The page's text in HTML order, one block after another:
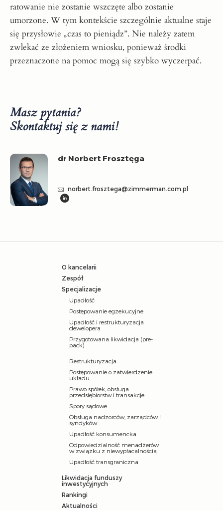
ratowanie nie zostanie wszczęte albo zostanie
umorzone. W tym kontekście szczególnie aktualne staje
się przysłowie „czas to pieniądz”. Nie należy zatem
zwlekać ze złożeniem wniosku, ponieważ środki
przeznaczone na pomoc mogą się szybko wyczerpać.
Masz pytania?
Skontaktuj się z nami!
dr Norbert Frosztęga
norbert.frosztega@zimmerman.com.pl
O kancelarii
Zespół
Specjalizacje
Upadłość
Postępowanie egzekucyjne
Upadłość i restrukturyzacja
dewelopera
Przygotowana likwidacja (pre-
pack)
Restrukturyzacja
Postępowanie o zatwierdzenie
układu
Prawo spółek, obsługa
przedsiębiorstw i transakcje
Spory sądowe
Obsługa nadzorców, zarządców i
syndyków
Upadłość konsumencka
Odpowiedzialność menadżerów
w związku z niewypłacalnością
Upadłość transgraniczna
Likwidacja funduszy
inwestycyjnych
Rankingi
Aktualności